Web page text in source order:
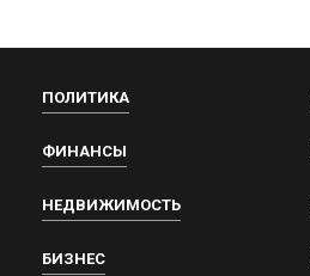
ПОЛИТИКА
ФИНАНСЫ
НЕДВИЖИМОСТЬ
БИЗНЕС